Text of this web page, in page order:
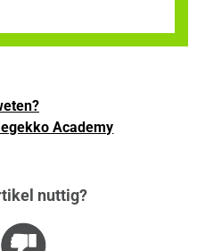
Academy
nuttig?